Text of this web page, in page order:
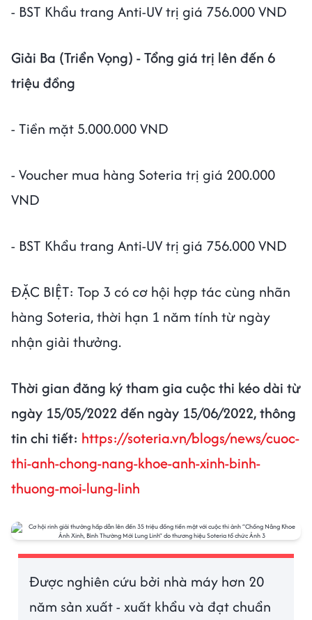
- BST Khẩu trang Anti-UV trị giá 756.000 VND
Giải Ba (Triển Vọng) - Tổng giá trị lên đến 6
triệu đồng
- Tiền mặt 5.000.000 VND
- Voucher mua hàng Soteria trị giá 200.000
VND
- BST Khẩu trang Anti-UV trị giá 756.000 VND
ĐẶC BIỆT: Top 3 có cơ hội hợp tác cùng nhãn
hàng Soteria, thời hạn 1 năm tính từ ngày
nhận giải thưởng.
Thời gian đăng ký tham gia cuộc thi kéo dài từ
ngày 15/05/2022 đến ngày 15/06/2022, thông
tin chi tiết: https://soteria.vn/blogs/news/cuoc-
thi-anh-chong-nang-khoe-anh-xinh-binh-
thuong-moi-lung-linh
Được nghiên cứu bởi nhà máy hơn 20
năm sản xuất - xuất khẩu và đạt chuẩn